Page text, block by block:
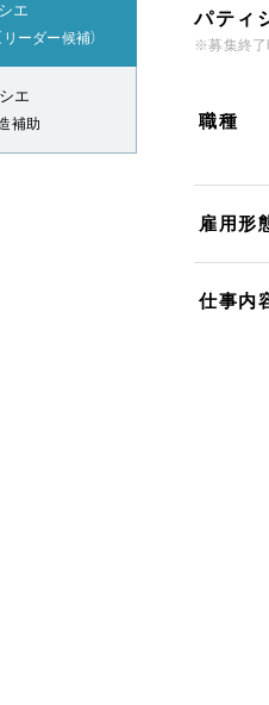
エ
ーダー候補）
エ
補助
パティ
※募集終了
職種
雇用形
仕事内